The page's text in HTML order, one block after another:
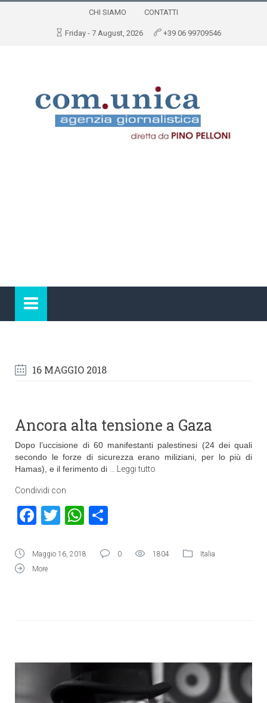
CHI SIAMO CONTATTI
Friday - 7 August, 2026 +39 06 99709546
16 MAGGIO 2018
Ancora alta tensione a Gaza
Dopo l’uccisione di 60 manifestanti palestinesi (24 dei quali
secondo le forze di sicurezza erano miliziani, per lo più di
Hamas), e il ferimento di
Leggi tutto
Condividi con
Facebook
TwitterWhatsApp
Maggio 16, 2018 0 1804
Italia
More